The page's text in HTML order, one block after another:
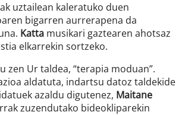
uztailean kaleratuko duen
bigarren aurrerapena da
Katta musikari gaztearen ahotsaz
elkarrekin sortzeko.
zen Ur taldea, “terapia moduan”.
aldatuta, indartsu datoz taldekide
azaldu digutenez, Maitane
zuzendutako bideokliparekin